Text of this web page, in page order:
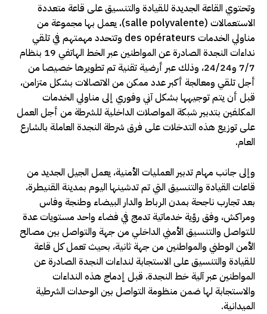
وتحتوي القاعة الجديدة للقيادة والتنسيق على قاعة متعددة
الاستعمالات (salle polyvalente)، يعمل بها مجموعة من
مناولي الخدمات des opérateurs وتتحدد مهمتهم في تلقي
نداءات النجدة الصادرة عن المواطنين عبر الخط الهاتفي 19 بنظام
7/7 و24/24، وذلك عبر أرضية تقنية تم تطويرها خصيصا من
أجل تلقي ومعالجة أكبر عدد ممكن من الاتصالات بشكل متزامن،
قبل أن يتم توجيهها بشكل آني وفوري إلى مناولي الخدمات
المكلفين بتدبير شبكة المواصلات الداخلية للشرطة من أجل العمل
على توزيع هذه التدخلات على فرق شرطة النجدة العاملة بالشارع
العام.
وإلى جانب مهام تدبير العمليات الأمنية، يعمل الجيل الجديد من
قاعات القيادة والتنسيق التي تم تدشينها اليوم بمدينة القنيطرة،
بعد تجارب ناجحة بمدن الرباط والدار البيضاء وطنجة وفاس
ومراكش، وفق رؤية خدماتية تدمج في فضاء واحد مستويات عدة
للتواصل والتنسيق الأمني الداخلي من جهة والتواصل بين مصالح
الأمن الوطني والمواطنين من جهة ثانية، بحيث تعمل كل قاعة
للقيادة والتنسيق على الاستجابة لنداءات النجدة الصادرة عن
المواطنين عبر آلية خط النجدة، قبل إدماج هذه النداءات
والاستجابة لها ضمن منظومة التواصل بين الوحدات الشرطية
الميدانية.